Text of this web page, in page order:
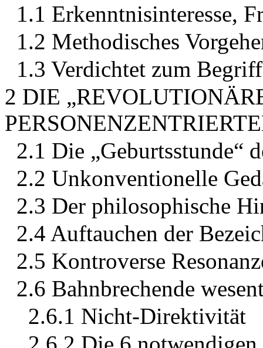
1.1 Erkenntnisinteresse,
1.2 Methodisches
1.3 Verdichtet zum
2 DIE
2.1 Die „Geburtsstunde“
2.2 Unkonventionelle
2.3 Der philosophische
2.4 Auftauchen der
2.5 Kontroverse
2.6 Bahnbrechende
2.6.1 Nicht-Direktivität